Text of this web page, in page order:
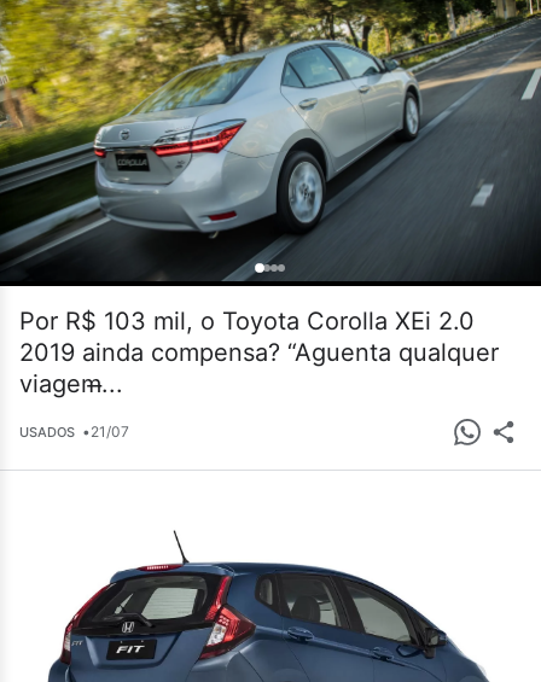
Por R$ 103 mil, o Toyota Corolla XEi 2.0
2019 ainda compensa? “Aguenta qualquer
viagem̶...
USADOS •21/07